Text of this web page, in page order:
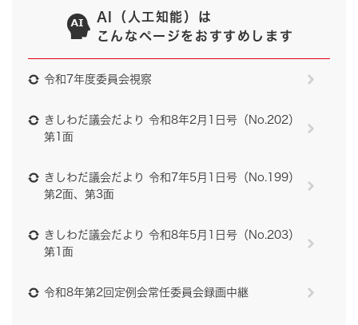
AI（人工知能）は
こんなページをおすすめします
令和7年度委員会視察
きしわだ議会だより 令和8年2月1日号（No.202）
第1面
きしわだ議会だより 令和7年5月1日号（No.199）
第2面、第3面
きしわだ議会だより 令和8年5月1日号（No.203）
第1面
令和8年第2回定例会常任委員会録画中継